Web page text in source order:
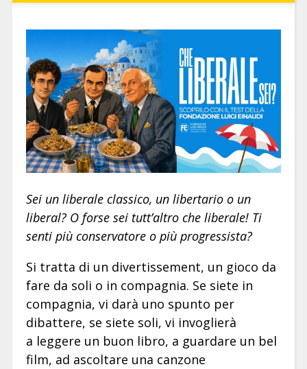
Sei un liberale classico, un libertario o un
liberal? O forse sei tutt’altro che liberale! Ti
senti più conservatore o più progressista?
Si tratta di un divertissement, un gioco da
fare da soli o in compagnia. Se siete in
compagnia, vi darà uno spunto per
dibattere, se siete soli, vi invoglierà
a leggere un buon libro, a guardare un bel
film, ad ascoltare una canzone